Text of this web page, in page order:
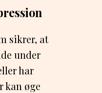
sikrer, at
under
har
kan øge